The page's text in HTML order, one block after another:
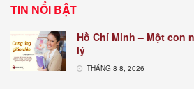
TIN NỔI BẬT
Hồ Chí Minh – Một con
lý
THÁNG 8 8, 2026